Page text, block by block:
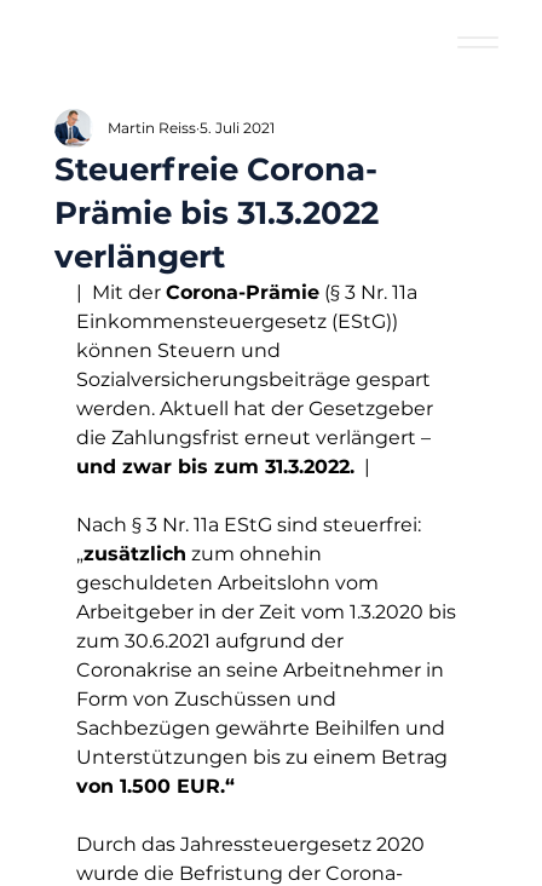
Steuerfreie Corona-
Prämie bis 31.3.2022
verlängert
Martin Reiss 5. Juli 2021
| Mit der Corona-Prämie (§ 3 Nr. 11a
Einkommensteuergesetz (EStG))
können Steuern und
Sozialversicherungsbeiträge gespart
werden. Aktuell hat der Gesetzgeber
die Zahlungsfrist erneut verlängert –
und zwar bis zum 31.3.2022. |
Nach § 3 Nr. 11a EStG sind steuerfrei:
„zusätzlich zum ohnehin
geschuldeten Arbeitslohn vom
Arbeitgeber in der Zeit vom 1.3.2020 bis
zum 30.6.2021 aufgrund der
Coronakrise an seine Arbeitnehmer in
Form von Zuschüssen und
Sachbezügen gewährte Beihilfen und
Unterstützungen bis zu einem Betrag
von 1.500 EUR.“
Durch das Jahressteuergesetz 2020
wurde die Befristung der Corona-